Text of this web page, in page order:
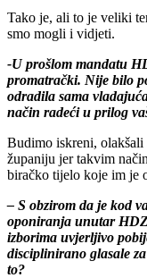
Tako je, ali to je veliki
smo mogli i vidjeti.
-U prošlom mandatu
promatrački. Nije bilo
odradila sama
način radeći u prilog
Budimo iskreni, olakšali
županiju jer takvim
biračko tijelo koje im je
– S obzirom da je kod
oponiranja unutar
izborima uvjerljivo
disciplinirano glasale
to?